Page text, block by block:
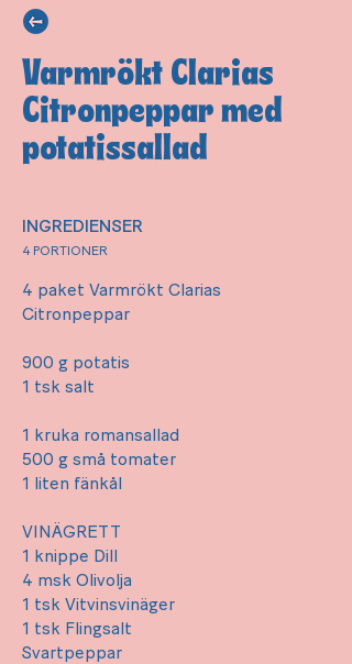
Varmrökt Clarias
Citronpeppar med
potatissallad
INGREDIENSER
4 PORTIONER
4 paket Varmrökt Clarias
Citronpeppar
900 g potatis
1 tsk salt
1 kruka romansallad
500 g små tomater
1 liten fänkål
VINÄGRETT
1 knippe Dill
4 msk Olivolja
1 tsk Vitvinsvinäger
1 tsk Flingsalt
Svartpeppar